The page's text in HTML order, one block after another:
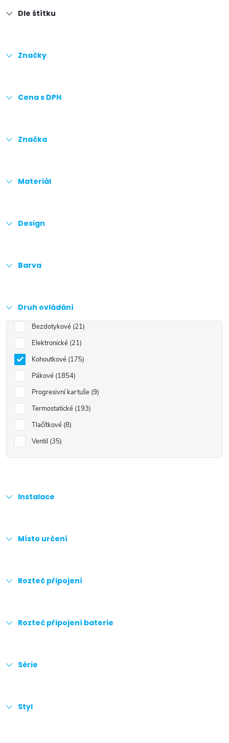
Dle štítku
Značky
Cena s DPH
Značka
Materiál
Design
Barva
Druh ovládání
Bezdotykové 21
Elektronické 21
Kohoutkové 175
Pákové 1854
Progresivní kartuše 9
Termostatické 193
Tlačítkové 8
Ventil 35
Instalace
Místo určení
Rozteč připojení
Rozteč připojení baterie
Série
Styl